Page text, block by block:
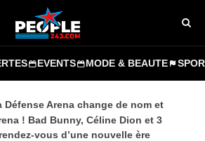
EVENTS MODE & BEAUTE
Défense Arena change de nom et
! Bad Bunny, Céline Dion et 3
vous d’une nouvelle ère